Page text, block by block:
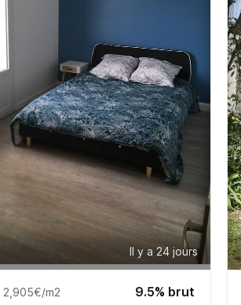
Il y a 24 jours
2,905€/m2 9.5% brut